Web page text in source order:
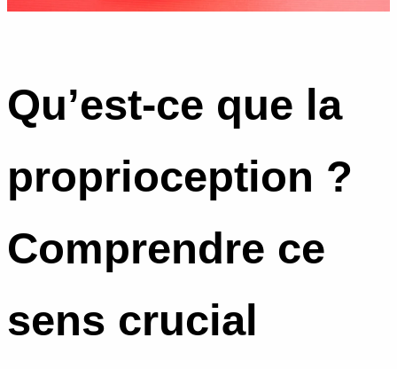
Qu’est-ce que la
proprioception ?
Comprendre ce
sens crucial